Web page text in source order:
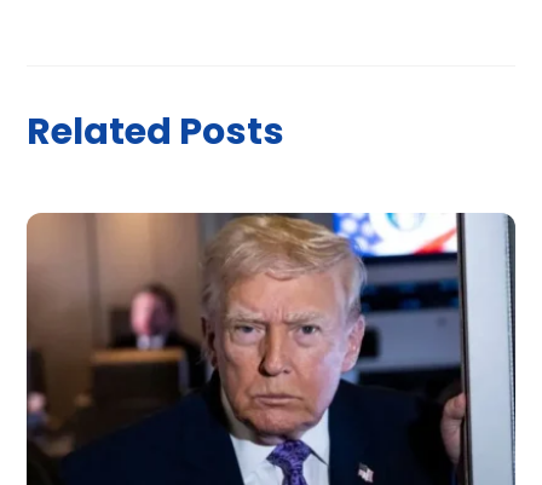
Related Posts